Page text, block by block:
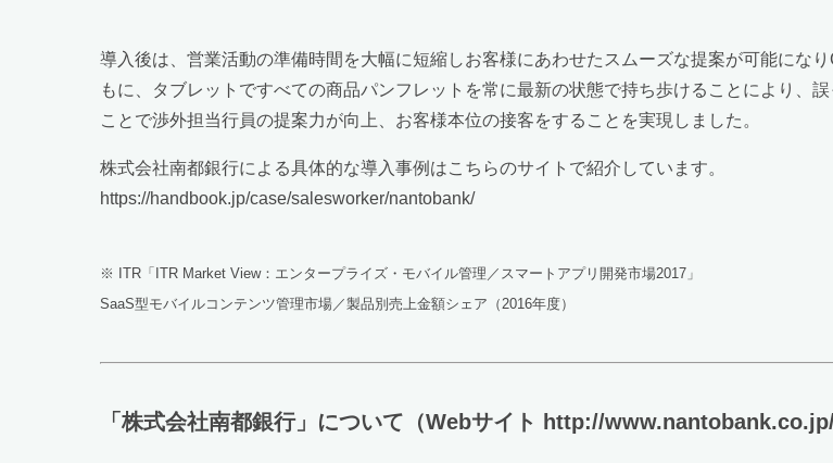
導入後は、営業活動の準備時間を大幅に短縮しお客様にあわせたスムーズな提案が可能にな
もに、タブレットですべての商品パンフレットを常に最新の状態で持ち歩けることにより、
ことで渉外担当行員の提案力が向上、お客様本位の接客をすることを実現しました。
株式会社南都銀行による具体的な導入事例はこちらのサイトで紹介しています。
https://handbook.jp/case/salesworker/nantobank/
※ ITR「ITR Market View：エンタープライズ・モバイル管理／スマートアプリ開発市場2017」
SaaS型モバイルコンテンツ管理市場／製品別売上金額シェア（2016年度）
「株式会社南都銀行」について（Webサイト http://www.nantobank.co.jp/